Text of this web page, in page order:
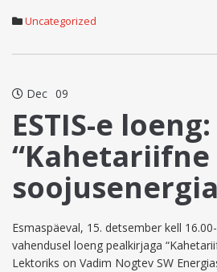
Uncategorized
Dec 09
ESTIS-e loeng:
“Kahetariifne
Esmaspäeval, 15. detsember kell
vahendusel loeng pealkirjaga
Lektoriks on Vadim Nogtev SW